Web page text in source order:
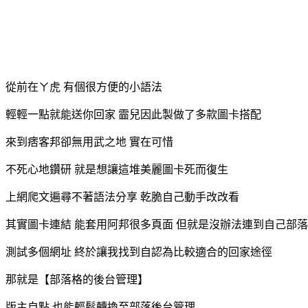
從前在ㄚ虎 有個很方便的小語法
輕輕一點就能送你回家 霝兒因此製做了多款圖卡搭配
來到痞客邦卻無用武之地 實在可惜
不死心地鑽研 就是想讓這堆美麗圖卡死而復生
上網爬文遍尋不著語法分享 乾脆自己動手改改看
其實圖卡連結 能套用阿邦很多頁面 但就是沒辦法連到自己部
測試多個網址 終於讓我找到自認為比較適合的回家途徑
那就是【部落格的後台管理】